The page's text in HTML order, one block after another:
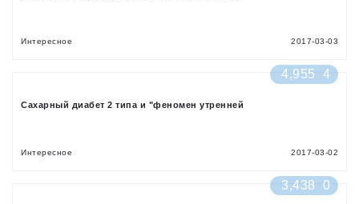
Интересное 2017-03-03
4,955 4
Сахарный диабет 2 типа и "феномен утренней
Интересное 2017-03-02
3,438 0